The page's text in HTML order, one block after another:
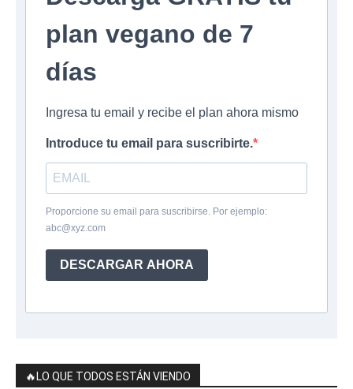
plan vegano de 7
días
Ingresa tu email y recibe el plan ahora mismo
Introduce tu email para suscribirte.
Proporcione su email para suscribirse. Por ejemplo:
abc@xyz.com
DESCARGAR AHORA
🔥LO QUE TODOS ESTÁN VIENDO